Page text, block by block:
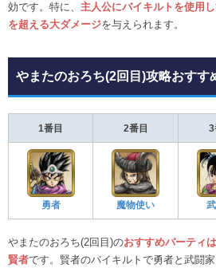
効です。特に、 主人公にバイキルトを使用
を超える大ダメージを与えられます。
やまたのおろち(2回目)攻略おすす
1番目 2番目 3
勇者 魔物使い
やまたのおろち(2回目)のおすすめパーティ
賢者です。賢者のバイキルトで勇者と武闘